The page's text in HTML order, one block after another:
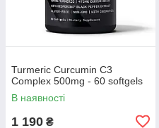
Turmeric Curcumin C3
Complex 500mg - 60 softgels
В наявності
1 190 ₴